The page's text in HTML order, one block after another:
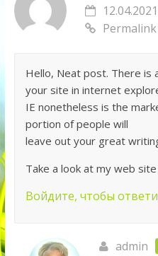
Permalink
Hello, Neat post. There
your site in internet
IE nonetheless is the
portion of people will
leave out your great
Take a look at my web
Войдите, чтобы
admin